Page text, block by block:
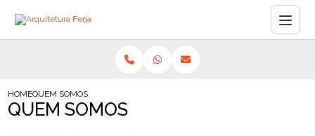
HOMEQUEM SOMOS
QUEM SOMOS